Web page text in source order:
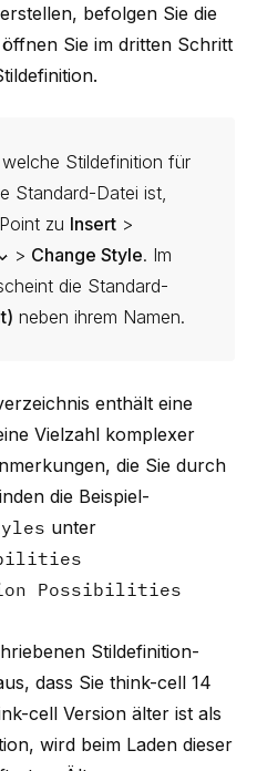
befolgen Sie die
Sie im dritten Schritt
Stildefinition für
Standard-Datei ist,
zu Insert >
> Change Style. Im
die Standard-
neben ihrem Namen.
enthält eine
Vielzahl komplexer
die Sie durch
die Beispiel-
unter
Possibilities
Stildefinition-
dass Sie think-cell 14
cell Version älter ist als
wird beim Laden dieser